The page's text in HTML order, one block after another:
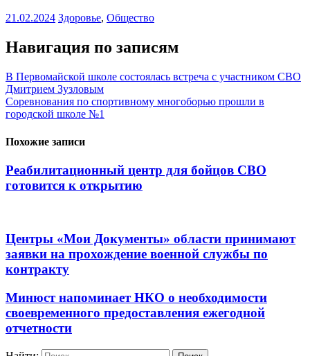
21.02.2024 Здоровье, Общество
Навигация по записям
В Первомайской школе состоялась встреча с участником СВО
Дмитрием Зузловым
Соревнования по спортивному многоборью прошли в
городской школе №1
Похожие записи
Реабилитационный центр для бойцов СВО
готовится к открытию
Центры «Мои Документы» области принимают
заявки на прохождение военной службы по
контракту
Минюст напоминает НКО о необходимости
своевременного предоставления ежегодной
отчетности